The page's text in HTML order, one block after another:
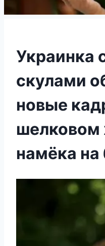
Украинка
скулами
новые
шелковом
намёка на